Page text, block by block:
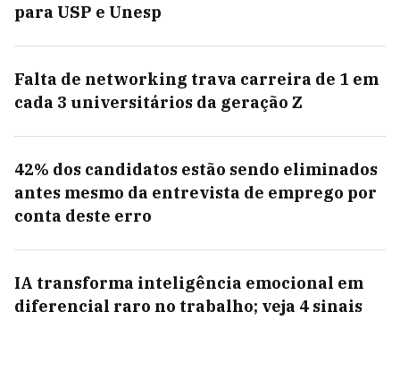
para USP e Unesp
Falta de networking trava carreira de 1 em
cada 3 universitários da geração Z
42% dos candidatos estão sendo eliminados
antes mesmo da entrevista de emprego por
conta deste erro
IA transforma inteligência emocional em
diferencial raro no trabalho; veja 4 sinais